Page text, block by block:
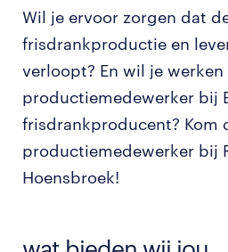
Wil je ervoor zorgen dat
frisdrankproductie en
verloopt? En wil je werken
productiemedewerker bij
frisdrankproducent? Kom
productiemedewerker bij
Hoensbroek!